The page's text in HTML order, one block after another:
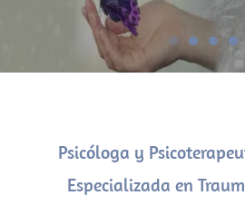
Psicóloga y
Especializada en